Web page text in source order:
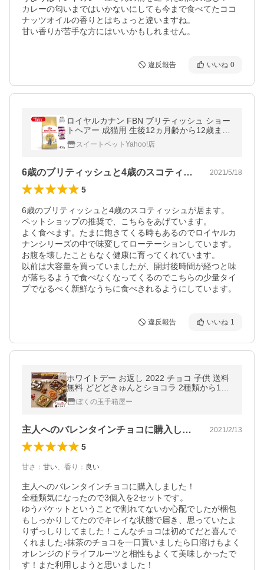
カレーの匂いまではいかないにしても今まで食べてたココ
ナッツオイルの香りとはちょっと違いますね。
甘い香りが苦手な方にはいいかもしれません。
違反報告 いいね 0
ロイヤルカナン FBN ブリティッシュ ショー
トヘアー 成猫用 生後12ヵ月齢から12歳まで
400g (猫・キャット)[正規品]
スイートペットYahoo!店
6歳のブリティッシュと4歳のスコティッ… 2021/5/18
5
6歳のブリティッシュと4歳のスコティッシュが居ます。
ペットショップの推奨で、こちらをあげています。
よく食べます。たまに飽きてくる時もあるのでロイヤルカ
ナンシリーズの中で味変してローテーションしています。
お腹を壊したこともなく健康に育ってくれています。
以前は大容量を買っていましたが、開封後時間が経つと味
が落ちるようで食べなくなってくるのでこちらの少量タイ
プでなるべく新鮮なうちに食べきれるようにしています。
違反報告 いいね 1
ホワイトデー お返し 2022 チョコ 子供 送料
無料 どどどきゅんとショコラ 2種類から1個
選べる！ チョコ3種入り チョコレート プチ
ギフト かわいい 予約
ぼくの玉手箱屋ー
主人へのバレンタインチョコに購入しまし… 2021/2/13
5
甘さ ： 甘い、 香り ： 良い
主人へのバレンタインチョコに購入しました！
全種類気になったので3個入を2セットです。
ゆうパケットということで割れてないか心配でしたが梱包
もしっかりしてたのでキレイな状態で届き、思っていたよ
りずっしりしてました！こんなチョコは初めてだと喜んで
くれました♪抹茶のチョコを一口貰いましたら口溶けもよく
オレンジのドライフルーツと相性もよくて美味しかったで
す！また利用しようと思いました！